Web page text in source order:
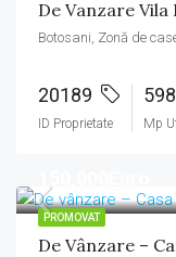
De Vanzare
Botosani, Zonă de
20189
ID Proprietate
598
Mp
PROMOVAT